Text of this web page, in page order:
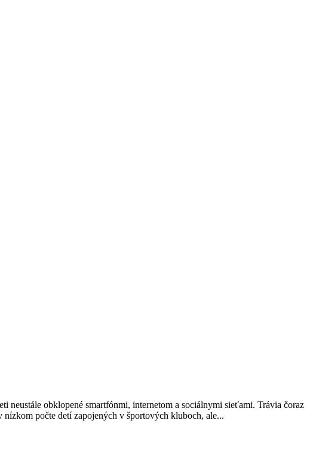
obklopené smartfónmi, internetom a sociálnymi sieťami. Trávia čoraz
počte detí zapojených v športových kluboch, ale...